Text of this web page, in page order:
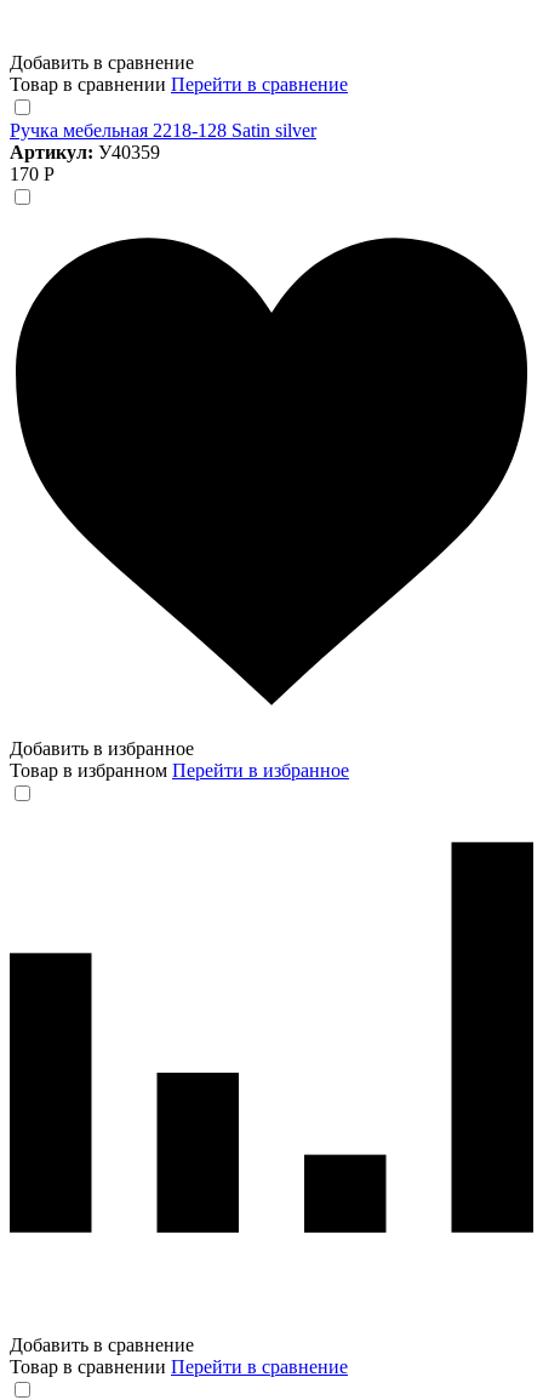
Добавить в сравнение
Товар в сравнении Перейти в сравнение
Ручка мебельная 2218-128 Satin silver
Артикул: У40359
170 Р
Добавить в избранное
Товар в избранном Перейти в избранное
Добавить в сравнение
Товар в сравнении Перейти в сравнение